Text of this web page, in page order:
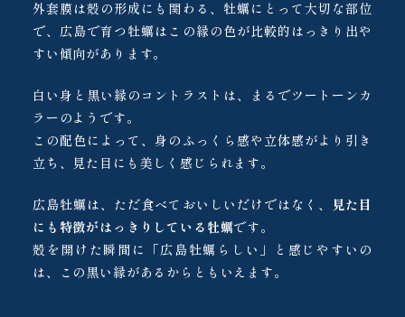
外套膜は殻の形成にも関わる、牡蠣にとって大切な部位
で、広島で育つ牡蠣はこの縁の色が比較的はっきり出や
すい傾向があります。
白い身と黒い縁のコントラストは、まるでツートーンカ
ラーのようです。
この配色によって、身のふっくら感や立体感がより引き
立ち、見た目にも美しく感じられます。
広島牡蠣は、ただ食べておいしいだけではなく、
見た目
にも特徴がはっきりしている牡蠣です。
殻を開けた瞬間に「広島牡蠣らしい」と感じやすいの
は、この黒い縁があるからともいえます。